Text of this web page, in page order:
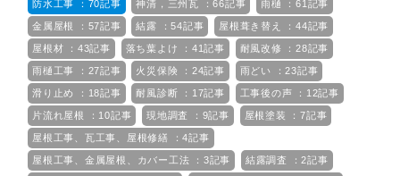
防水工事 ：70記事 神清，三州瓦 ：66記事 雨樋 ：61記事
金属屋根 ：57記事 結露 ：54記事 屋根葺き替え ：44記事
屋根材 ：43記事 落ち葉よけ ：41記事 耐風改修 ：28記事
雨樋工事 ：27記事 火災保険 ：24記事 雨どい ：23記事
滑り止め ：18記事 耐風診断 ：17記事 工事後の声 ：12記事
片流れ屋根 ：10記事 現地調査 ：9記事 屋根塗装 ：7記事
屋根工事、瓦工事、屋根修繕 ：4記事
屋根工事、金属屋根、カバー工法 ：3記事 結露調査 ：2記事